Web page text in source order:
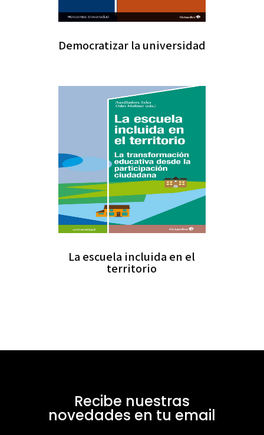
Democratizar la universidad
La escuela incluida en el
territorio
Recibe nuestras
novedades en tu email